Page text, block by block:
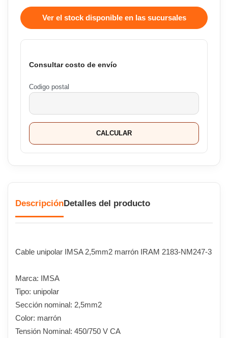
Ver el stock disponible en las sucursales
Consultar costo de envío
Codigo postal
CALCULAR
DescripciónDetalles del producto
Cable unipolar IMSA 2,5mm2 marrón IRAM 2183-NM247-3
Marca: IMSA
Tipo: unipolar
Sección nominal: 2,5mm2
Color: marrón
Tensión Nominal: 450/750 V CA